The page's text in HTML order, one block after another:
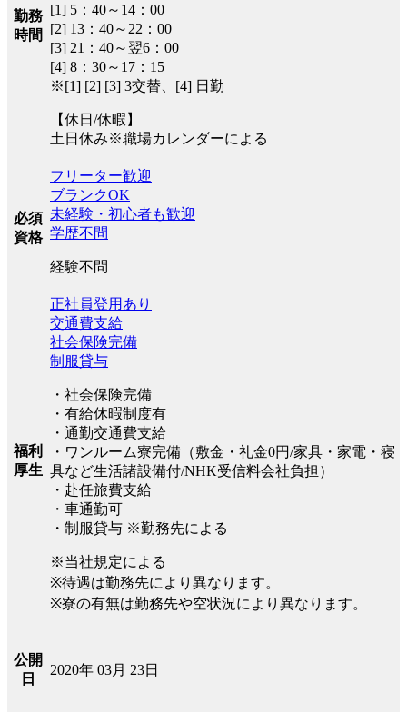
勤務
時間
[1] 5：40～14：00
[2] 13：40～22：00
[3] 21：40～翌6：00
[4] 8：30～17：15
※[1] [2] [3] 3交替、[4] 日勤
【休日/休暇】
土日休み※職場カレンダーによる
必須
資格
フリーター歓迎
ブランクOK
未経験・初心者も歓迎
学歴不問
経験不問
福利
厚生
正社員登用あり
交通費支給
社会保険完備
制服貸与
・社会保険完備
・有給休暇制度有
・通勤交通費支給
・ワンルーム寮完備（敷金・礼金0円/家具・家電・寝
具など生活諸設備付/NHK受信料会社負担）
・赴任旅費支給
・車通勤可
・制服貸与 ※勤務先による
※当社規定による
※待遇は勤務先により異なります。
※寮の有無は勤務先や空状況により異なります。
公開
日
2020年 03月 23日